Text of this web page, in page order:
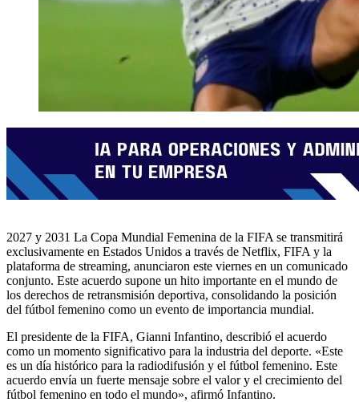
2027 y 2031 La Copa Mundial Femenina de la FIFA se transmitirá
exclusivamente en Estados Unidos a través de Netflix, FIFA y la
plataforma de streaming, anunciaron este viernes en un comunicado
conjunto. Este acuerdo supone un hito importante en el mundo de
los derechos de retransmisión deportiva, consolidando la posición
del fútbol femenino como un evento de importancia mundial.
El presidente de la FIFA, Gianni Infantino, describió el acuerdo
como un momento significativo para la industria del deporte. «Este
es un día histórico para la radiodifusión y el fútbol femenino. Este
acuerdo envía un fuerte mensaje sobre el valor y el crecimiento del
fútbol femenino en todo el mundo», afirmó Infantino.